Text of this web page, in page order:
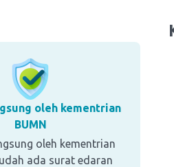
oleh kementrian
BUMN
oleh kementrian
ada surat edaran